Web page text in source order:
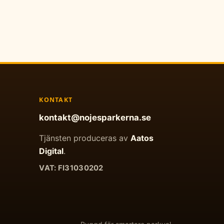
KONTAKT
kontakt@nojesparkerna.se
Tjänsten produceras avAatos
Digital.
VAT: FI31030202